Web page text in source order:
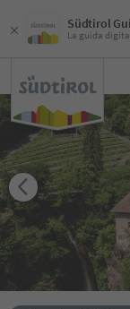
Südtirol
La guida